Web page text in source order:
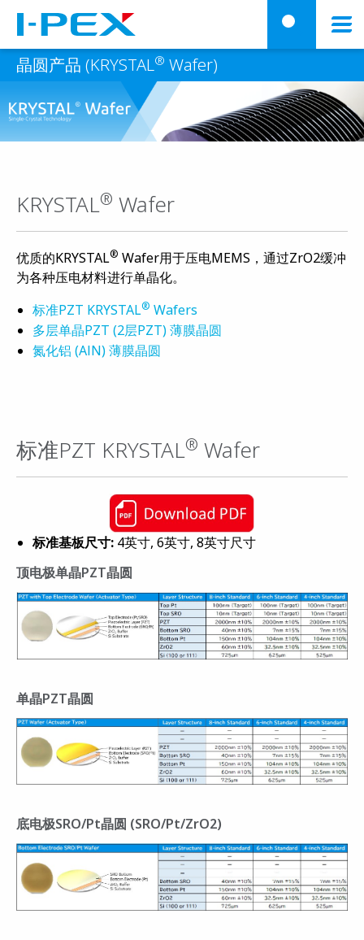
跳转到主要内容
搜索
晶圆产品 (KRYSTAL® Wafer)
KRYSTAL® Wafer
优质的KRYSTAL® Wafer用于压电MEMS，通过ZrO2缓冲
为各种压电材料进行单晶化。
标准PZT KRYSTAL® Wafers
多层单晶PZT (2层PZT) 薄膜晶圆
氮化铝 (AlN) 薄膜晶圆
标准PZT KRYSTAL® Wafer
标准基板尺寸: 4英寸, 6英寸, 8英寸尺寸
顶电极单晶PZT晶圆
单晶PZT晶圆
底电极SRO/Pt晶圆 (SRO/Pt/ZrO2)